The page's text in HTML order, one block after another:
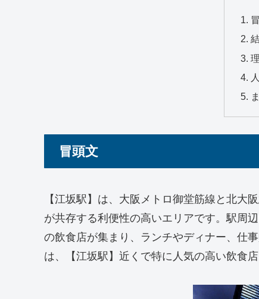
冒頭文
【江坂駅】は、大阪メトロ御堂筋線と北大
が共存する利便性の高いエリアです。駅周
の飲食店が集まり、ランチやディナー、仕
は、【江坂駅】近くで特に人気の高い飲食